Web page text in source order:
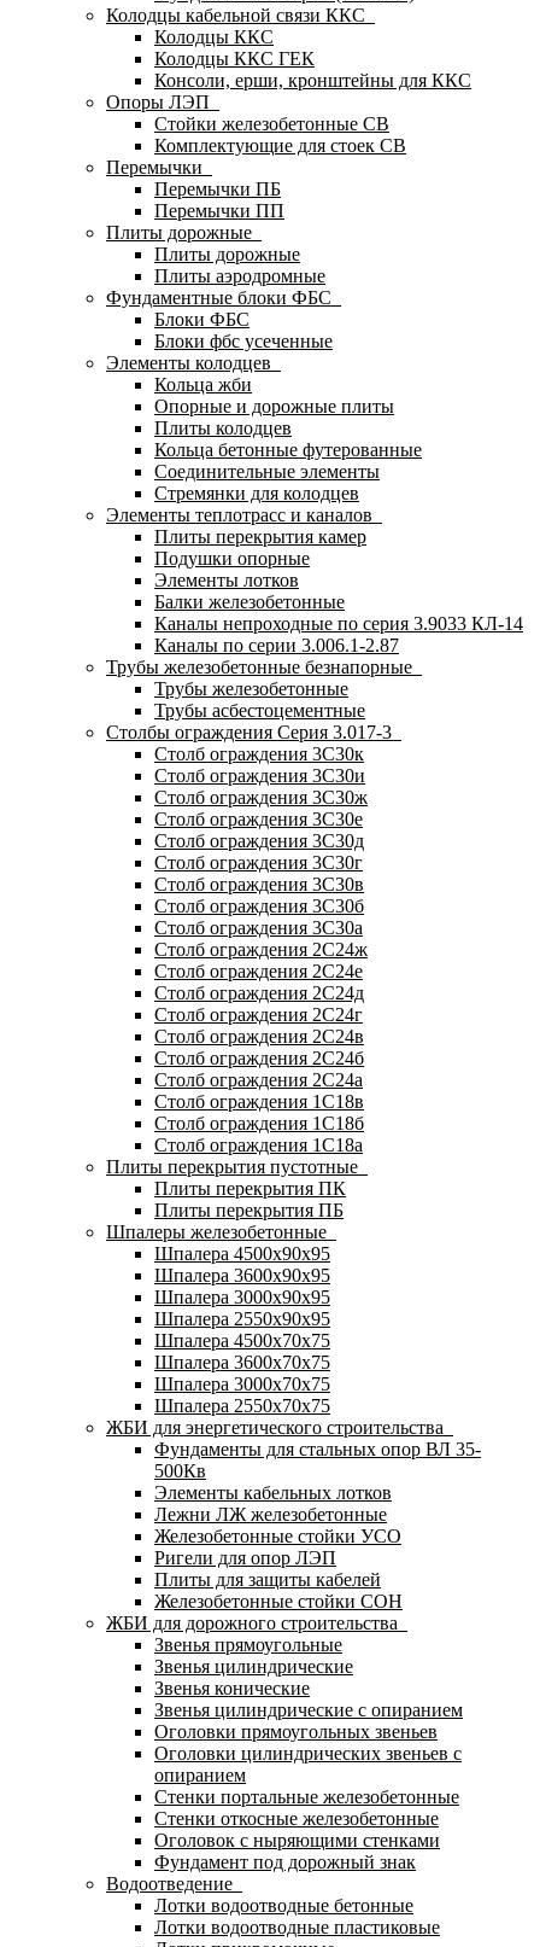
Колодцы кабельной связи ККС
Колодцы ККС
Колодцы ККС ГЕК
Консоли, ерши, кронштейны для ККС
Опоры ЛЭП
Стойки железобетонные СВ
Комплектующие для стоек СВ
Перемычки
Перемычки ПБ
Перемычки ПП
Плиты дорожные
Плиты дорожные
Плиты аэродромные
Фундаментные блоки ФБС
Блоки ФБС
Блоки фбс усеченные
Элементы колодцев
Кольца жби
Опорные и дорожные плиты
Плиты колодцев
Кольца бетонные футерованные
Соединительные элементы
Стремянки для колодцев
Элементы теплотрасс и каналов
Плиты перекрытия камер
Подушки опорные
Элементы лотков
Балки железобетонные
Каналы непроходные по серия 3.9033 КЛ-14
Каналы по серии 3.006.1-2.87
Трубы железобетонные безнапорные
Трубы железобетонные
Трубы асбестоцементные
Столбы ограждения Серия 3.017-3
Столб ограждения 3С30к
Столб ограждения 3С30и
Столб ограждения 3С30ж
Столб ограждения 3С30е
Столб ограждения 3С30д
Столб ограждения 3С30г
Столб ограждения 3С30в
Столб ограждения 3С30б
Столб ограждения 3С30а
Столб ограждения 2С24ж
Столб ограждения 2С24е
Столб ограждения 2С24д
Столб ограждения 2С24г
Столб ограждения 2С24в
Столб ограждения 2С24б
Столб ограждения 2С24а
Столб ограждения 1С18в
Столб ограждения 1С18б
Столб ограждения 1С18а
Плиты перекрытия пустотные
Плиты перекрытия ПК
Плиты перекрытия ПБ
Шпалеры железобетонные
Шпалера 4500х90х95
Шпалера 3600х90х95
Шпалера 3000х90х95
Шпалера 2550х90х95
Шпалера 4500х70х75
Шпалера 3600х70х75
Шпалера 3000х70х75
Шпалера 2550х70х75
ЖБИ для энергетического строительства
Фундаменты для стальных опор ВЛ 35-
500Кв
Элементы кабельных лотков
Лежни ЛЖ железобетонные
Железобетонные стойки УСО
Ригели для опор ЛЭП
Плиты для защиты кабелей
Железобетонные стойки СОН
ЖБИ для дорожного строительства
Звенья прямоугольные
Звенья цилиндрические
Звенья конические
Звенья цилиндрические с опиранием
Оголовки прямоугольных звеньев
Оголовки цилиндрических звеньев с
опиранием
Стенки портальные железобетонные
Стенки откосные железобетонные
Оголовок с ныряющими стенками
Фундамент под дорожный знак
Водоотведение
Лотки водоотводные бетонные
Лотки водоотводные пластиковые